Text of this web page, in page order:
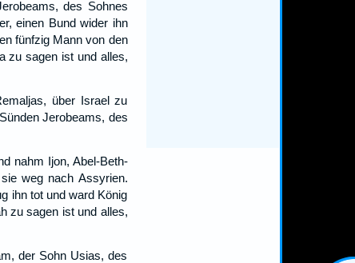
des Sohnes
einen Bund wider ihn
fünfzig Mann von den
zu sagen ist und alles,
über Israel zu
Jerobeams, des
nahm Ijon, Abel-Beth-
weg nach Assyrien.
ihn tot und ward König
zu sagen ist und alles,
der Sohn Usias, des